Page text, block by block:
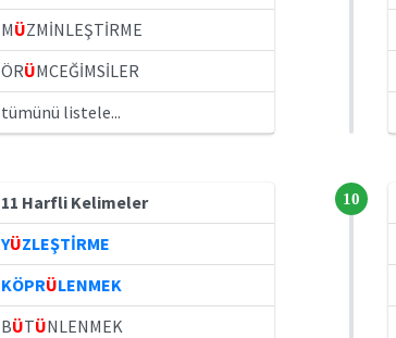
MÜZMİNLEŞTİRME
ÖRÜMCEĞİMSİLER
tümünü listele...
11 Harfli Kelimeler
YÜZLEŞTİRME
KÖPRÜLENMEK
BÜTÜNLENMEK
10